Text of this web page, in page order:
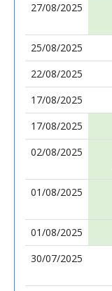
27/08/2025
25/08/2025
22/08/2025
17/08/2025
17/08/2025
02/08/2025
01/08/2025
01/08/2025
30/07/2025